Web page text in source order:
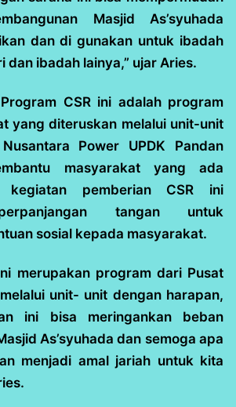
Masjid As’syuhada
dan di gunakan untuk ibadah
dan ibadah lainya,” ujar Aries.
CSR ini adalah program
yang diteruskan melalui unit-unit
Power UPDK Pandan
masyarakat yang ada
kegiatan pemberian CSR ini
tangan untuk
sosial kepada masyarakat.
merupakan program dari Pusat
unit- unit dengan harapan,
ini bisa meringankan beban
As’syuhada dan semoga apa
menjadi amal jariah untuk kita